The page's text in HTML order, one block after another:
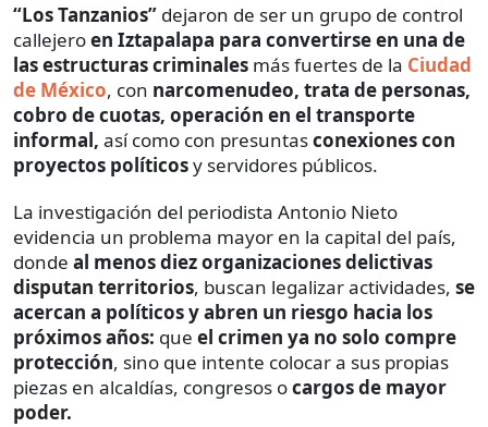
“Los Tanzanios” dejaron de ser un grupo de control
callejeroen Iztapalapa para convertirse en una de
las estructuras criminales más fuertes de la Ciudad
de México, con narcomenudeo, trata de personas,
cobro de cuotas, operación en el transporte
informal, así como con presuntasconexiones con
proyectos políticosy servidores públicos.
La investigación del periodista Antonio Nieto
evidencia un problema mayor en la capital del país,
donde al menos diez organizaciones delictivas
disputan territorios, buscan legalizar actividades, se
acercan a políticos y abren un riesgo hacia los
próximos años: que el crimen ya no solo compre
protección, sino que intente colocar a sus propias
piezas en alcaldías, congresos ocargos de mayor
poder.